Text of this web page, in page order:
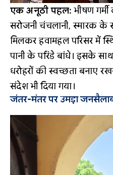
एक अनूठी पहल: भीषण
सरोजनी चंचलानी, स्मारक के
मिलकर हवामहल परिसर में
पानी के परिंडे बांधे। इसके
धरोहरों की स्वच्छता बनाए
संदेश भी दिया गया।
जंतर-मंतर पर उमड़ा